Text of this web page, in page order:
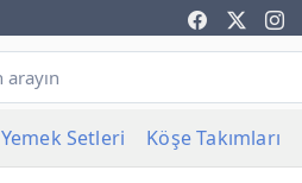
Yemek Setleri Köşe Takımları